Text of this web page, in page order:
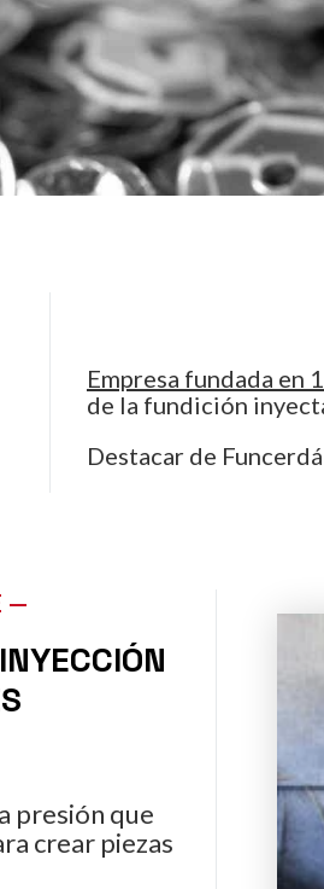
Empresa fundada en
de la fundición
Destacar de
—
presión que
crear piezas